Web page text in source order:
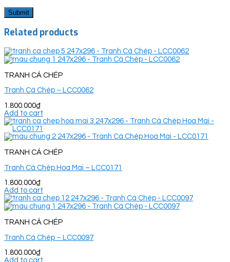
Related products
TRANH CÁ CHÉP
Tranh Cá Chép – LCC0062
1.800.000₫
Add to cart
TRANH CÁ CHÉP
Tranh Cá Chép Hoa Mai – LCC0171
1.800.000₫
Add to cart
TRANH CÁ CHÉP
Tranh Cá Chép – LCC0097
1.800.000₫
Add to cart